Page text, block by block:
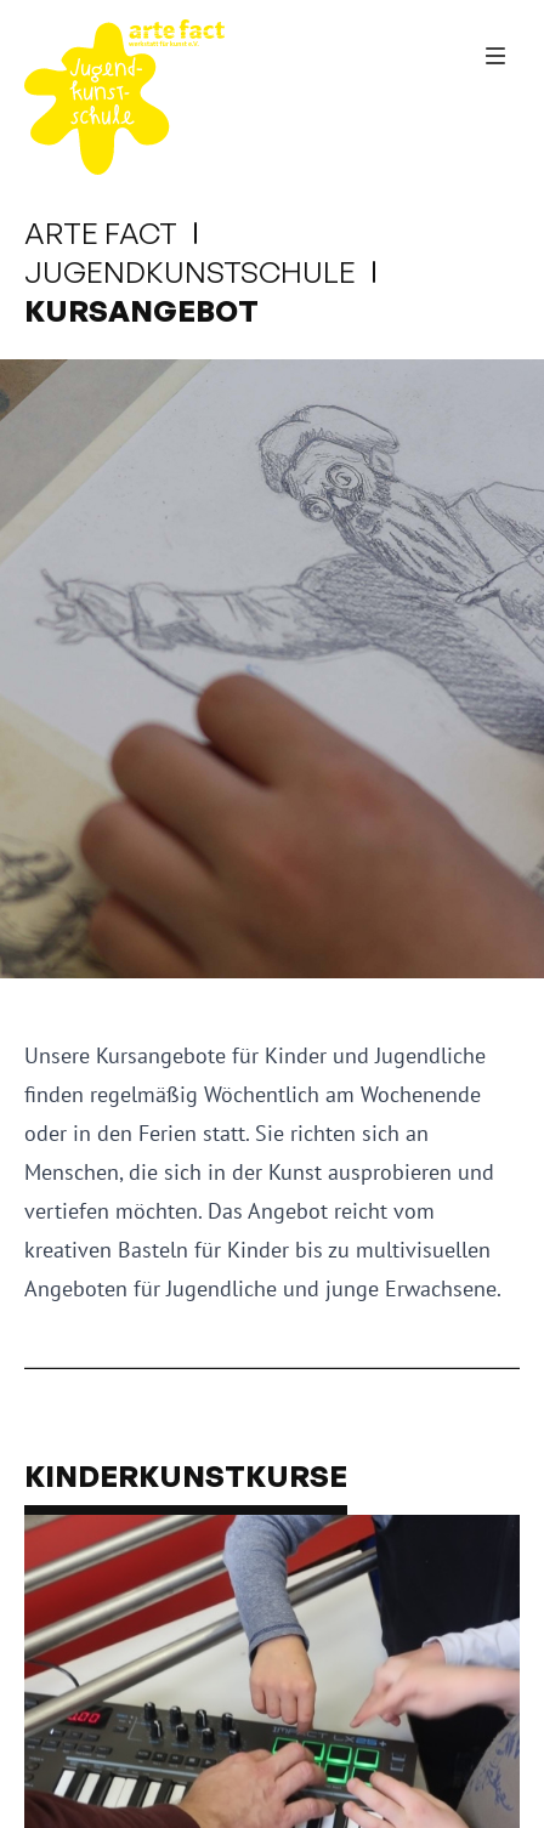
ARTE FACT
JUGENDKUNSTSCHULE
KURSANGEBOT
Unsere Kursangebote für Kinder und Jugendliche
finden regelmäßig Wöchentlich am Wochenende
oder in den Ferien statt. Sie richten sich an
Menschen, die sich in der Kunst ausprobieren und
vertiefen möchten. Das Angebot reicht vom
kreativen Basteln für Kinder bis zu multivisuellen
Angeboten für Jugendliche und junge Erwachsene.
KINDERKUNSTKURSE